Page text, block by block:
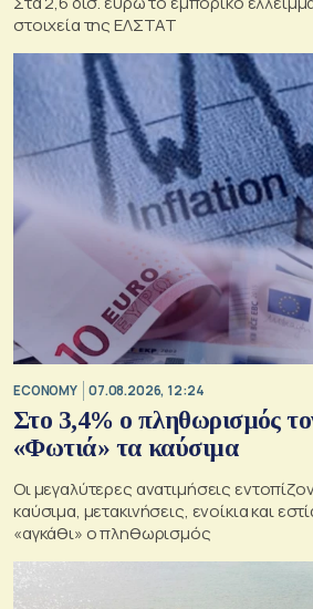
στοιχεία της ΕΛΣΤΑΤ
ECONOMY 07.08.2026, 12:24
Στο 3,4% ο πληθωρισμός
«Φωτιά» τα καύσιμα
Οι μεγαλύτερες ανατιμήσεις
καύσιμα, μετακινήσεις, ενοίκια και
«αγκάθι» ο πληθωρισμός